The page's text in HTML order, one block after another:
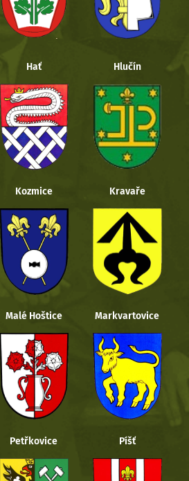
Hať Hlučín
Kozmice Kravaře
Malé Hoštice Markvartovice
Petřkovice Píšť